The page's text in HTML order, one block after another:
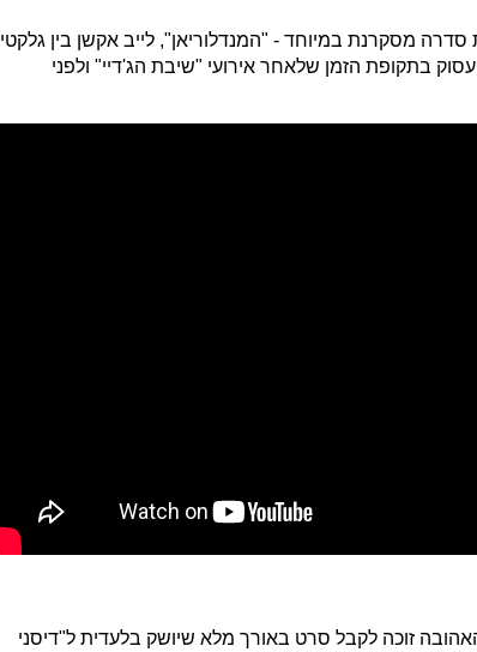
מסקרנת במיוחד - "המנדלוריאן", לייב אקשן בין גלקטי
יעסוק בתקופת הזמן שלאחר אירועי "שיבת הג'דיי" ולפני
זוכה לקבל סרט באורך מלא שיושק בלעדית ל"דיסני